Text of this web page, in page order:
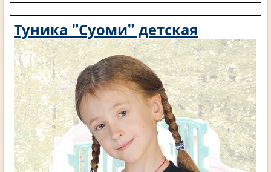
Туника "Суоми" детская